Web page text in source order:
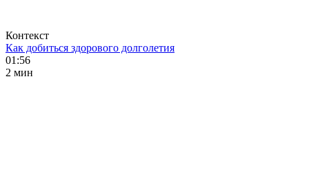
Контекст
Как добиться здорового долголетия
01:56
2 мин